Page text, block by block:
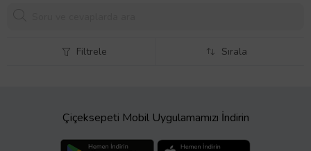
Filtrele Sırala
Çiçeksepeti Mobil Uygulamamızı İndirin